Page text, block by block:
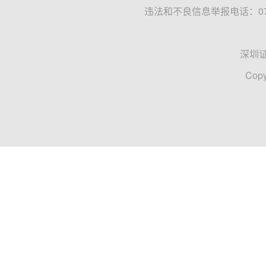
违法和不良信息举报电话：
深圳